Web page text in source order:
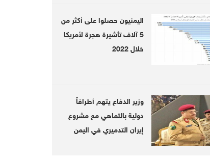
Houthis accuse coalition of
detaining 13 oil tankers
Griffiths visits Kuwait to end
Yemeni crisis
اليمنيون حصلوا على أكثر من
5 آلاف تأشيرة هجرة لأمريكا
خلال 2022
وزير الدفاع يتهم أطرافاً
دولية بالتماهي مع مشروع
إيران التدميري في اليمن